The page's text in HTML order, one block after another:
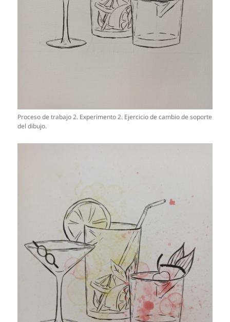
Proceso de trabajo 2. Experimento 2. Ejercicio de cambio de soporte
del dibujo.